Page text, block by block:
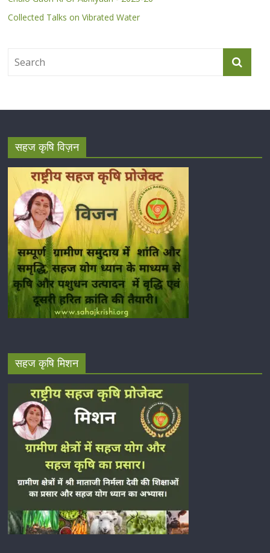
Collected Talks on Vibrated Water
सहज कृषि विज़न
सहज कृषि मिशन